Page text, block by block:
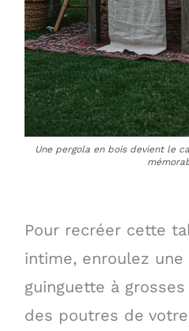
Une pergola en bois devient le
Pour recréer cette
intime, enroulez une
guinguette à
des poutres de